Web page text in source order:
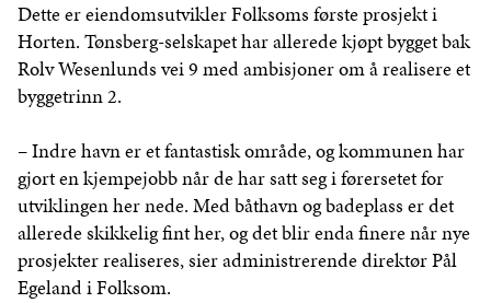
Dette er eiendomsutvikler Folksoms første prosjekt i
Horten. Tønsberg-selskapet har allerede kjøpt bygget bak
Rolv Wesenlunds vei 9 med ambisjoner om å realisere et
byggetrinn 2.
– Indre havn er et fantastisk område, og kommunen har
gjort en kjempejobb når de har satt seg i førersetet for
utviklingen her nede. Med båthavn og badeplass er det
allerede skikkelig fint her, og det blir enda finere når nye
prosjekter realiseres, sier administrerende direktør Pål
Egeland i Folksom.